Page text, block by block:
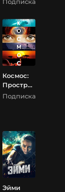
Космос:
Простра
нство и
Подписка
Эйми